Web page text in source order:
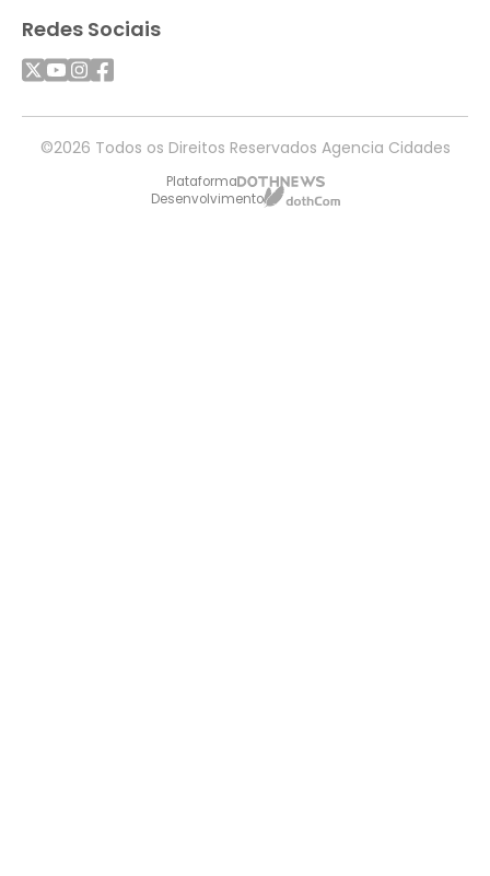
Redes Sociais
©2026 Todos os Direitos Reservados Agencia Cidades
Plataforma
Desenvolvimento